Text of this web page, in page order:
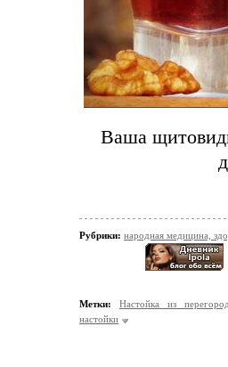
Ваша
Рубрики: народная медицина,
Метки:
Настойка из
настойки